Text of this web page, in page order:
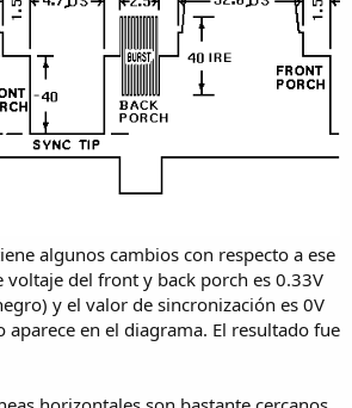
algunos cambios con respecto a ese
voltaje del front y back porch es 0.33V
y el valor de sincronización es 0V
aparece en el diagrama. El resultado fue